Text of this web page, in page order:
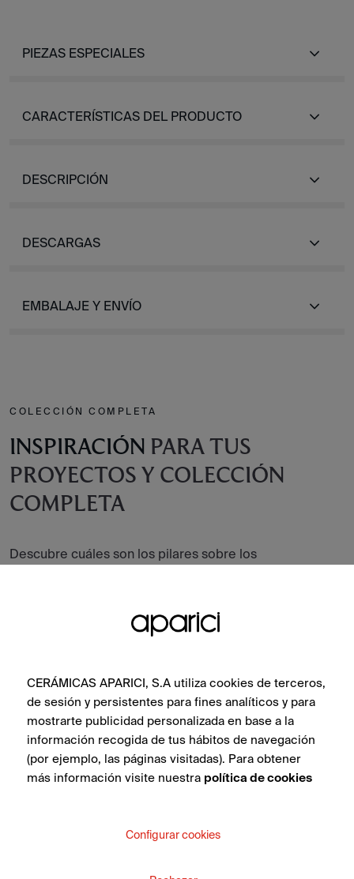
PIEZAS ESPECIALES
CARACTERÍSTICAS DEL PRODUCTO
DESCRIPCIÓN
DESCARGAS
EMBALAJE Y ENVÍO
COLECCIÓN COMPLETA
INSPIRACIÓN PARA TUS
PROYECTOS Y COLECCIÓN
COMPLETA
Descubre cuáles son los pilares sobre los
azulejos de la colección.
VER COLECCIÓN
¿QUIERES MÁS
CERÁMICAS APARICI, S.A utiliza cookies de terceros,
de sesión y persistentes para fines analíticos y para
mostrarte publicidad personalizada en base a la
información recogida de tus hábitos de navegación
(por ejemplo, las páginas visitadas). Para obtener
más información visite nuestra política de cookies
Configurar cookies